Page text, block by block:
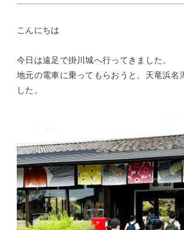
こんにちは
今日は遠足で掛川城へ行ってきました。
地元の電車に乗ってもらおうと、天竜浜名
した。